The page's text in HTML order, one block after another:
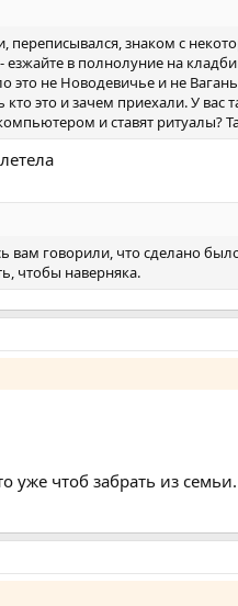
знаком с
в полнолуние на
не Новодевичье и не
это и зачем приехали. У вас
и ставят ритуалы?
говорили, что сделано
чтобы наверняка.
уже чтоб забрать из семьи.